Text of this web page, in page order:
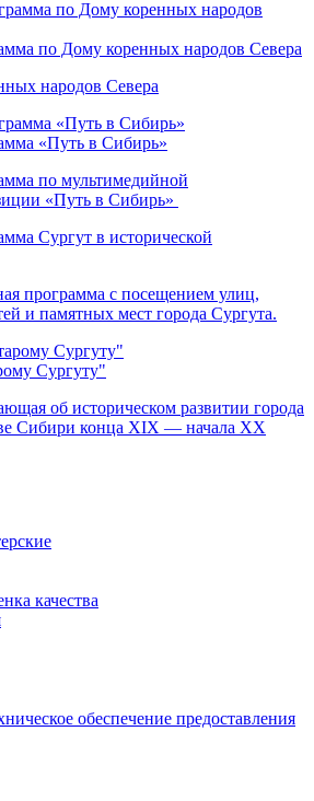
по Дому коренных народов Севера
народов Севера
«Путь в Сибирь»
по мультимедийной
«Путь в Сибирь»
Сургут в исторической
программа с посещением улиц,
и памятных мест города Сургута.
Сургуту"
об историческом развитии города
Сибири конца XIX — начала XX
качества
обеспечение предоставления